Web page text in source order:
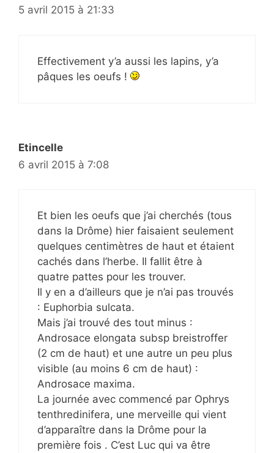
5 avril 2015 à 21:33
Effectivement y’a aussi les lapins, y’a
pâques les oeufs !
Etincelle
6 avril 2015 à 7:08
Et bien les oeufs que j’ai cherchés (tous
dans la Drôme) hier faisaient seulement
quelques centimètres de haut et étaient
cachés dans l’herbe. Il fallit être à
quatre pattes pour les trouver.
Il y en a d’ailleurs que je n’ai pas trouvés
: Euphorbia sulcata.
Mais j’ai trouvé des tout minus :
Androsace elongata subsp breistroffer
(2 cm de haut) et une autre un peu plus
visible (au moins 6 cm de haut) :
Androsace maxima.
La journée avec commencé par Ophrys
tenthredinifera, une merveille qui vient
d’apparaître dans la Drôme pour la
première fois . C’est Luc qui va être